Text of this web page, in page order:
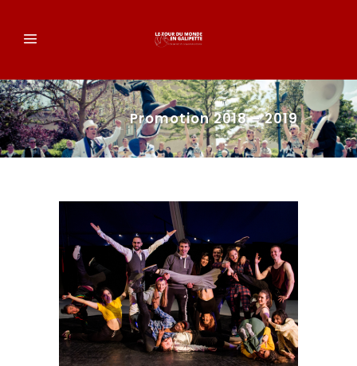
Promotion 2018 – 2019